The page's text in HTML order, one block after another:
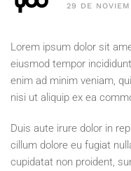
29 DE
Lorem ipsum dolor sit
eiusmod tempor
enim ad minim veniam,
nisi ut aliquip ex ea
Duis aute irure dolor in
cillum dolore eu fugiat
cupidatat non proident,